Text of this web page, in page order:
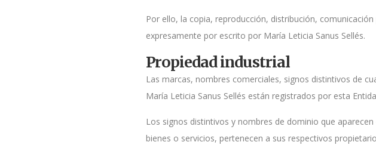
Por ello, la copia, reproducción, distribución,
expresamente por escrito por María Leticia Sanus Sellés.
Propiedad industrial
Las marcas, nombres comerciales, signos distintivos de
María Leticia Sanus Sellés están registrados por esta
Los signos distintivos y nombres de dominio que
bienes o servicios, pertenecen a sus respectivos